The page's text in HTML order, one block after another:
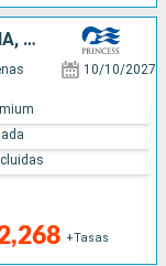
GRECIA, MONTENEGRO, ITALIA, ESPAÑA, FRANCIA, TURQUÍA
10/10/2027
+Tasas